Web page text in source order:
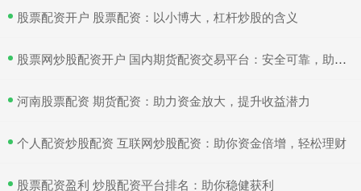
​股票配资开户 股票配资：以小博大，杠杆炒股的含义
​股票网炒股配资开户 国内期货配资交易平台：安全可靠，助力投资
​河南股票配资 期货配资：助力资金放大，提升收益潜力
​个人配资炒股配资 互联网炒股配资：助你资金倍增，轻松理财
​股票配资盈利 炒股配资平台排名：助你稳健获利